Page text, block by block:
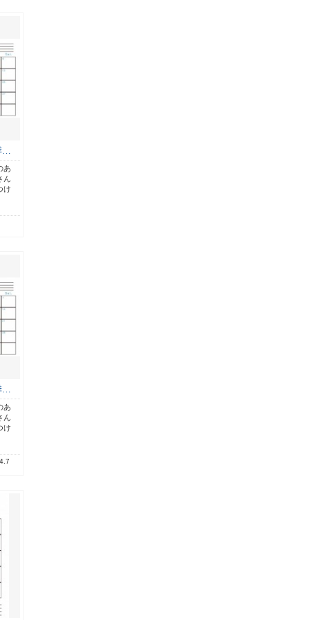
…
あ
ん
け
…
あ
ん
け